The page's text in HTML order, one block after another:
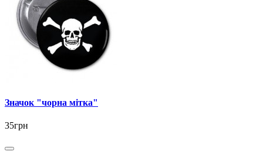
Значок "чорна мітка"
35грн